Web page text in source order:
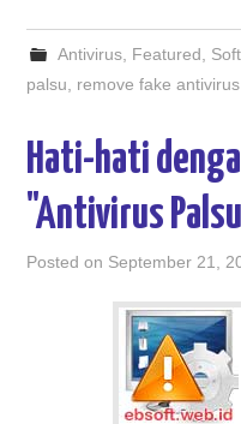
Antivirus, Featured
palsu
remove fake antivirus
Hati-hati
"Antivirus Palsu"
Posted on September 21,